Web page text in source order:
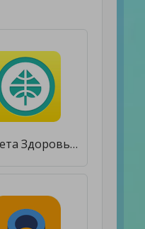
Планета Здоровья [Полная версия]